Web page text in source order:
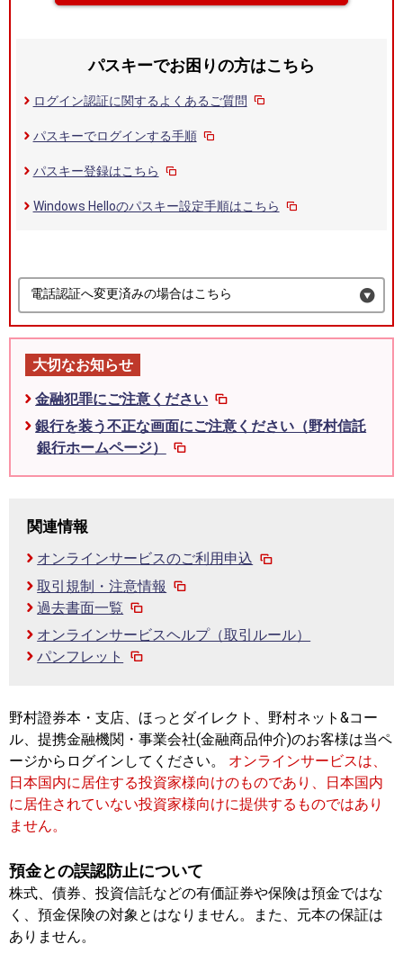
パスキーでお困りの方はこちら
ログイン認証に関するよくあるご質問
パスキーでログインする手順
パスキー登録はこちら
Windows Helloのパスキー設定手順はこちら
電話認証へ変更済みの場合はこちら
大切なお知らせ
金融犯罪にご注意ください
銀行を装う不正な画面にご注意ください（野村信託
銀行ホームページ）
関連情報
オンラインサービスのご利用申込
取引規制・注意情報
過去書面一覧
オンラインサービスヘルプ（取引ルール）
パンフレット
野村證券本・支店、ほっとダイレクト、野村ネット&コー
ル、提携金融機関・事業会社(金融商品仲介)のお客様は当ペ
ージからログインしてください。 オンラインサービスは、
日本国内に居住する投資家様向けのものであり、日本国内
に居住されていない投資家様向けに提供するものではあり
ません。
預金との誤認防止について
株式、債券、投資信託などの有価証券や保険は預金ではな
く、預金保険の対象とはなりません。また、元本の保証は
ありません。